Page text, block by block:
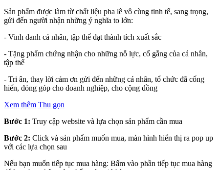
Sản phẩm được làm từ chất liệu pha lê vô cùng tinh tế, sang trọng,
gửi đến người nhận những ý nghĩa to lớn:
- Vinh danh cá nhân, tập thể đạt thành tích xuất sắc
- Tặng phẩm chứng nhận cho những nỗ lực, cố gắng của cá nhân,
tập thể
- Tri ân, thay lời cảm ơn gửi đến những cá nhân, tổ chức đã cống
hiến, đóng góp cho doanh nghiệp, cho cộng đồng
Xem thêm Thu gọn
Bước 1: Truy cập website và lựa chọn sản phẩm cần mua
Bước 2: Click và sản phẩm muốn mua, màn hình hiển thị ra pop up
với các lựa chọn sau
Nếu bạn muốn tiếp tục mua hàng: Bấm vào phần tiếp tục mua hàng